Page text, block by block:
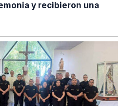
y recibieron una